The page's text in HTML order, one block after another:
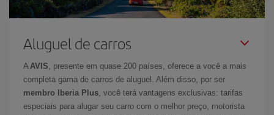
Aluguel de carros
A AVIS , presente em quase 200 países, oferece a você a mais
completa gama de carros de aluguel. Além disso, por ser
membro Iberia Plus , você terá vantagens exclusivas: tarifas
especiais para alugar seu carro com o melhor preço, motorista